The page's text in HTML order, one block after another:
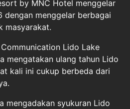
by MNC Hotel menggelar
dengan menggelar berbagai
masyarakat.
Lido Lake
mengatakan ulang tahun Lido
kali ini cukup berbeda dari
mengadakan syukuran Lido